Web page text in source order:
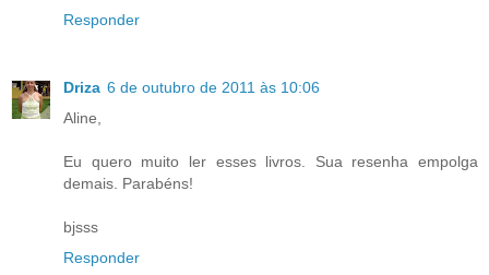
Responder
Driza 6 de outubro de 2011 às 10:06
Aline,
Eu quero muito ler esses livros. Sua resenha empolga
demais. Parabéns!
bjsss
Responder